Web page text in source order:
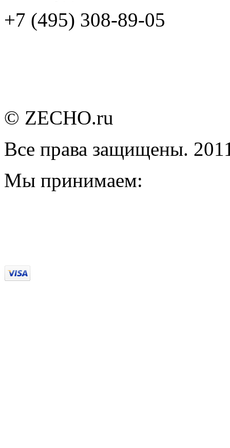
+7 (495) 308-89-05
© ZECHO.ru
Все права защищены.
Мы принимаем: